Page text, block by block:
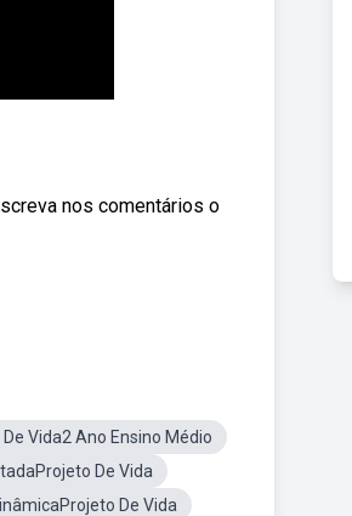
nos comentários o
Vida2 Ano Ensino Médio
De Vida
De Vida